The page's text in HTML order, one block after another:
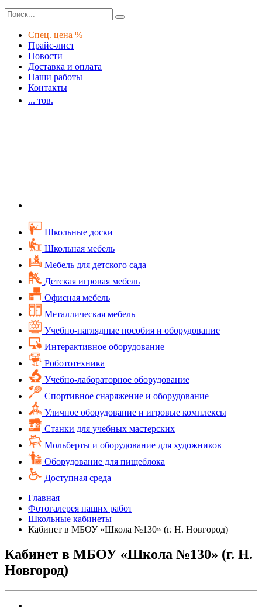
Спец. цена %
Прайс-лист
Новости
Доставка и оплата
Наши работы
Контакты
... тов.
Школьные доски
Школьная мебель
Мебель для детского сада
Детская игровая мебель
Офисная мебель
Металлическая мебель
Учебно-наглядные пособия и оборудование
Интерактивное оборудование
Робототехника
Учебно-лабораторное оборудование
Спортивное снаряжение и оборудование
Уличное оборудование и игровые комплексы
Cтанки для учебных мастерских
Мольберты и оборудование для художников
Оборудование для пищеблока
Доступная среда
Главная
Фотогалерея наших работ
Школьные кабинеты
Кабинет в МБОУ «Школа №130» (г. Н. Новгород)
Кабинет в МБОУ «Школа №130» (г. Н.
Новгород)